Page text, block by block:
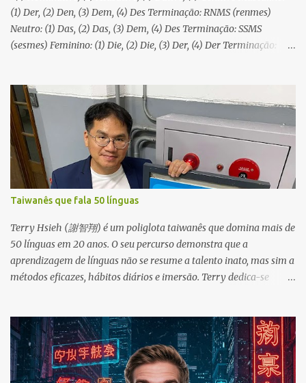
(1) Der, (2) Den, (3) Dem, (4) Des Terminação: RNMS (renmes)
Neutro: (1) Das, (2) Das, (3) Dem, (4) Des Terminação: SSMS
(sesmes) Feminino: (1) Die, (2) Die, (3) Der, (4) Der Terminação:
Taiwanês que fala 50 línguas
Terry Hsieh (謝智翔) é um poliglota taiwanês que domina mais de
50 línguas em 20 anos. O seu percurso demonstra que a
aprendizagem de línguas não se resume a talento inato, mas sim a
métodos eficazes, hábitos diários e imersão. Terry dedica-se
focados na imersão e trazendo a Conferência de Poliglotas de
2025 para Taiwan. A sua filosofia sublinha que as línguas devem
fazer parte do quotidiano, não apenas das disciplinas académicas,
e que a coragem de falar é mais importante do que a fluência